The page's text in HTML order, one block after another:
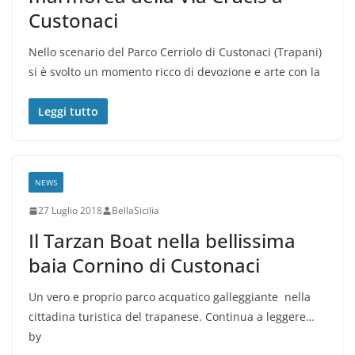
Custonaci
Nello scenario del Parco Cerriolo di Custonaci (Trapani)
si è svolto un momento ricco di devozione e arte con la
Leggi tutto
NEWS
27 Luglio 2018 BellaSicilia
Il Tarzan Boat nella bellissima
baia Cornino di Custonaci
Un vero e proprio parco acquatico galleggiante nella
cittadina turistica del trapanese. Continua a leggere…
by